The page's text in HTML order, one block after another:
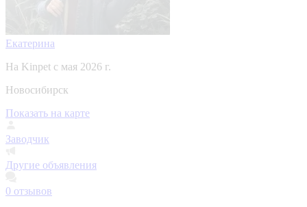
Екатерина
На Kinpet c мая 2026 г.
Новосибирск
Показать на карте
Заводчик
Другие объявления
0 отзывов